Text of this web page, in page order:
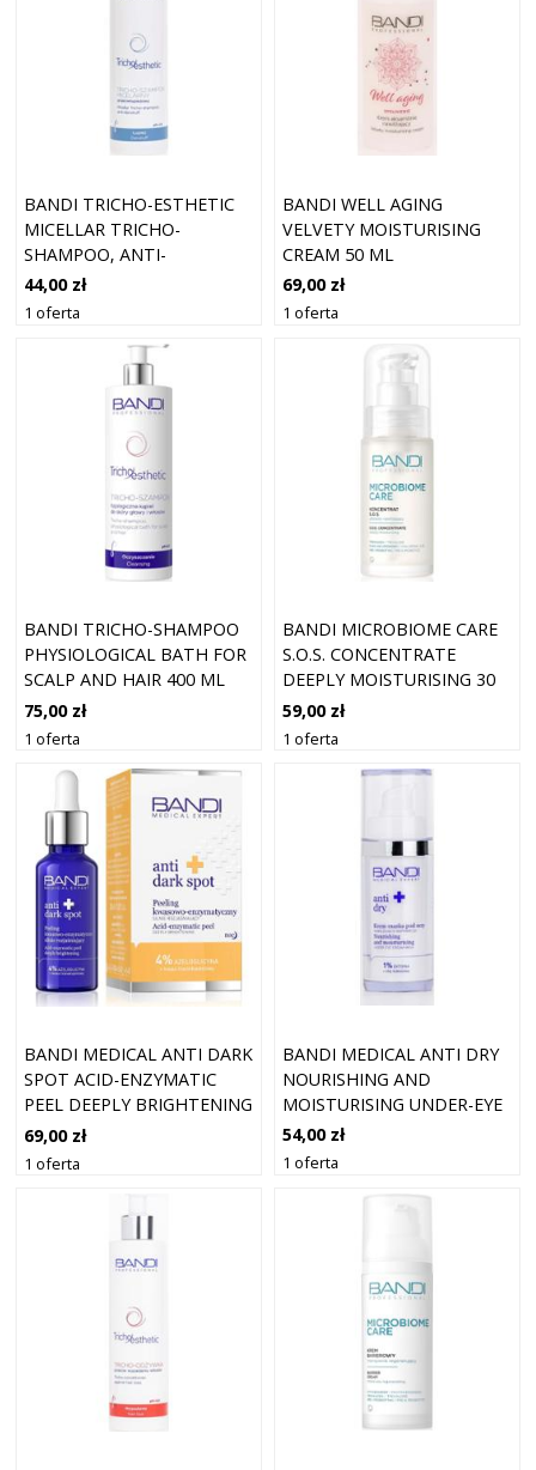
BANDI TRICHO-ESTHETIC
MICELLAR TRICHO-
SHAMPOO, ANTI-
DANDRUFF 230 ML
44,00 zł
1 oferta
BANDI WELL AGING
VELVETY MOISTURISING
CREAM 50 ML
69,00 zł
1 oferta
BANDI TRICHO-SHAMPOO
PHYSIOLOGICAL BATH FOR
SCALP AND HAIR 400 ML
75,00 zł
1 oferta
BANDI MICROBIOME CARE
S.O.S. CONCENTRATE
DEEPLY MOISTURISING 30
ML
59,00 zł
1 oferta
BANDI MEDICAL ANTI DARK
SPOT ACID-ENZYMATIC
PEEL DEEPLY BRIGHTENING
30
69,00 zł
1 oferta
BANDI MEDICAL ANTI DRY
NOURISHING AND
MOISTURISING UNDER-EYE
CREAM MAS
54,00 zł
1 oferta